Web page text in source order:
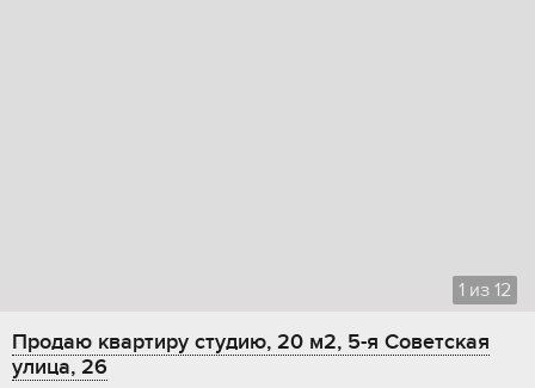
1 из 12
Продаю квартиру студию, 20 м2, 5-я Советская
улица, 26